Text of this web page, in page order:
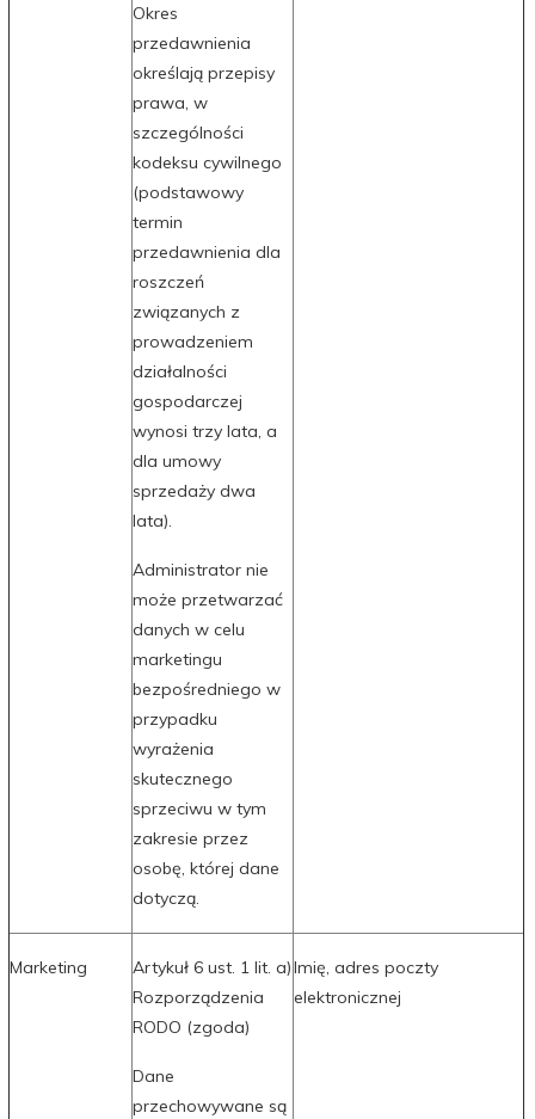
Okres
przedawnienia
określają przepisy
prawa, w
szczególności
kodeksu cywilnego
(podstawowy
termin
przedawnienia dla
roszczeń
związanych z
prowadzeniem
działalności
gospodarczej
wynosi trzy lata, a
dla umowy
sprzedaży dwa
lata).
Administrator nie
może przetwarzać
danych w celu
marketingu
bezpośredniego w
przypadku
wyrażenia
skutecznego
sprzeciwu w tym
zakresie przez
osobę, której dane
dotyczą.
Marketing
Artykuł 6 ust. 1 lit. a)
Rozporządzenia
RODO (zgoda)
Dane
przechowywane są
Imię, adres poczty
elektronicznej